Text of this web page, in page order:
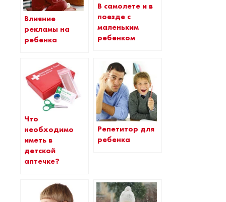
Влияние
рекламы на
ребенка
В самолете и в
поезде с
маленьким
ребенком
Что
необходимо
иметь в
детской
аптечке?
Репетитор для
ребенка